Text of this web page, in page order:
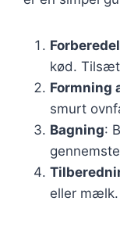
kød.
Formning
smurt
Bagning:
eller mælk.